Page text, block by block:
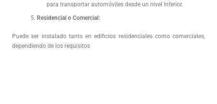
para transportar automóviles desde un nivel inferior.
Residencial o Comercial:
Puede ser instalado tanto en edificios residenciales como comerciales,
dependiendo de los requisitos